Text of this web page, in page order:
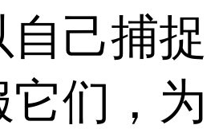
自己捕捉
它们，为